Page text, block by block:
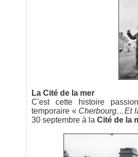
La Cité de la mer
C'est cette histoire
temporaire « Cherbourg…Et
30 septembre à la Cité de la